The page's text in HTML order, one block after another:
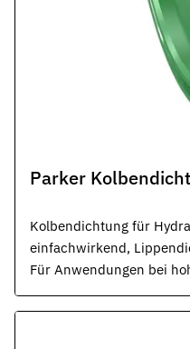
Parker
Kolbendichtung für
einfachwirkend,
Für Anwendungen bei
Dichtung für härteste
5597, ISO 6020.